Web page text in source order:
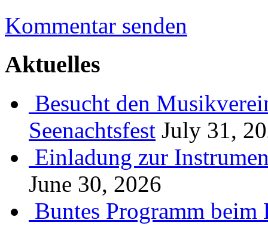
Kommentar senden
Aktuelles
Besucht den
Seenachtsfest July 31,
Einladung zur
June 30, 2026
Buntes Programm